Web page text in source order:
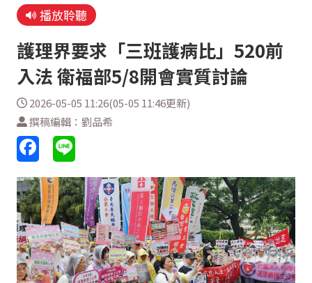
播放聆聽
護理界要求「三班護病比」520前
入法 衛福部5/8開會實質討論
2026-05-05 11:26(05-05 11:46更新)
撰稿編輯：劉品希